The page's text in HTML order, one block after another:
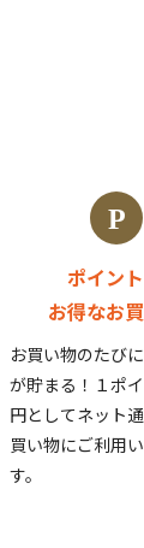
ポイン
お得なお
お買い物のたび
が貯まる！１ポ
円としてネット
買い物にご利用
す。